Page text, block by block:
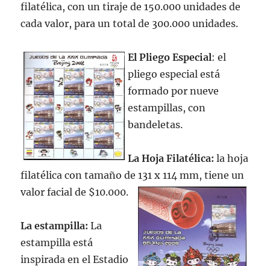
filatélica, con un tiraje de 150.000 unidades de
cada valor, para un total de 300.000 unidades.
El Pliego Especial: el
pliego especial está
formado por nueve
estampillas, con
bandeletas.
La Hoja Filatélica:la hoja
filatélica con tamaño de 131 x 114 mm, tiene un
valor facial de $10.000.
La estampilla:La
estampilla está
inspirada en el Estadio